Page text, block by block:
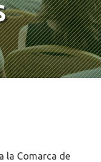
la Comarca de